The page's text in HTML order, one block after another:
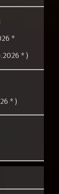
*
* )
* )